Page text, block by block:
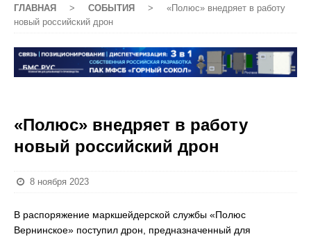
ГЛАВНАЯ > СОБЫТИЯ >
«Полюс» внедряет в работу
новый российский дрон
«Полюс» внедряет в работу
новый российский дрон
8 ноября 2023
В распоряжение маркшейдерской службы «Полюс
Вернинское» поступил дрон, предназначенный для